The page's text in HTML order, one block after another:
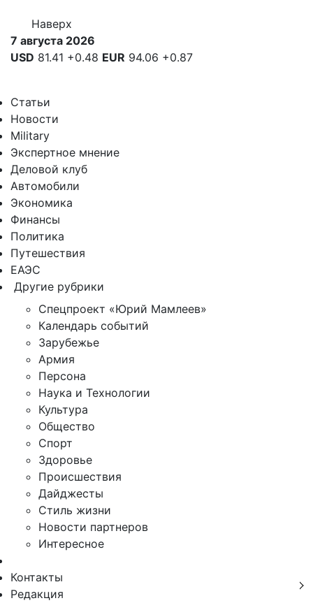
Наверх
7 августа 2026
USD 81.41 +0.48 EUR 94.06 +0.87
Статьи
Новости
Military
Экспертное мнение
Деловой клуб
Автомобили
Экономика
Финансы
Политика
Путешествия
ЕАЭС
Другие рубрики
Спецпроект «Юрий Мамлеев»
Календарь событий
Зарубежье
Армия
Персона
Наука и Технологии
Культура
Общество
Спорт
Здоровье
Происшествия
Дайджесты
Стиль жизни
Новости партнеров
Интересное
Контакты
Редакция